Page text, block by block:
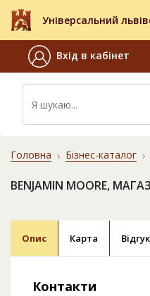
Універсальний
Вхід в кабінет
Головна Бізнес-каталог
BENJAMIN MOORE,
Опис Карта
Контакти